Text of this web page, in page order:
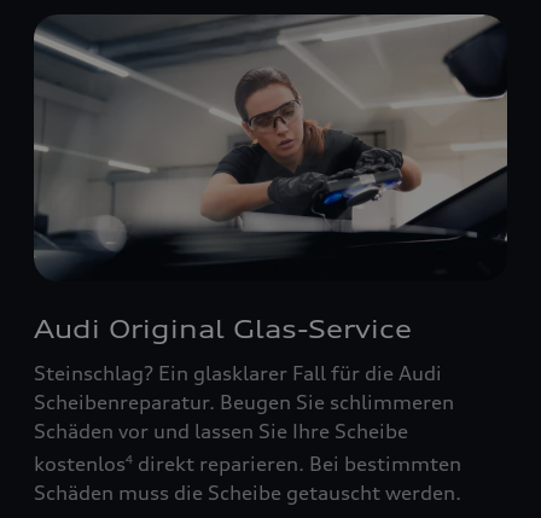
Audi Original Glas-Service
Steinschlag? Ein glasklarer Fall für die Audi
Scheibenreparatur. Beugen Sie schlimmeren
Schäden vor und lassen Sie Ihre Scheibe
kostenlos4 direkt reparieren. Bei bestimmten
Schäden muss die Scheibe getauscht werden.